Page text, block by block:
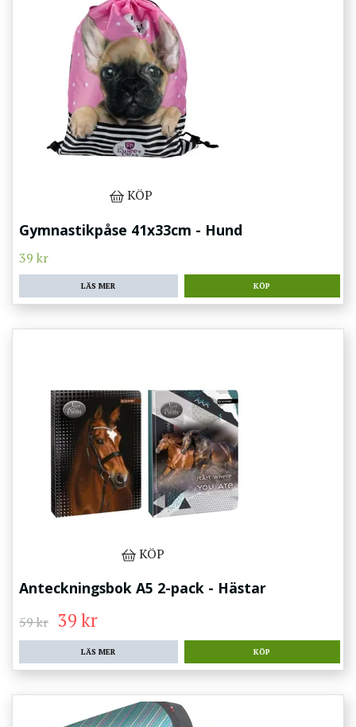
KÖP
Gymnastikpåse 41x33cm - Hund
39 kr
LÄS MER
KÖP
Anteckningsbok A5 2-pack - Hästar
59 kr 39 kr
LÄS MER